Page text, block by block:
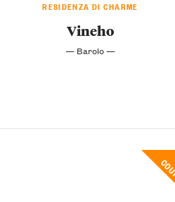
RESIDENZA DI CHARME
Vineho
— Barolo —